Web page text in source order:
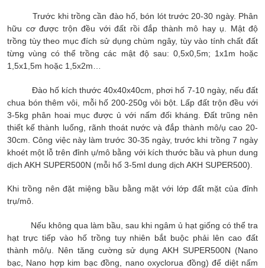
Trước khi trồng cần đào hố, bón lót trước 20-30 ngày. Phân
hữu cơ được trộn đều với đất rồi đắp thành mô hay ụ. Mật độ
trồng tùy theo mục đích sử dụng chùm ngây, tùy vào tính chất đất
từng vùng có thể trồng các mật độ sau: 0,5x0,5m; 1x1m hoặc
1,5x1,5m hoặc 1,5x2m…
Đào hố kích thước 40x40x40cm, phơi hố 7-10 ngày, nếu đất
chua bón thêm vôi, mỗi hố 200-250g vôi bột. Lấp đất trộn đều với
3-5kg phân hoai mục được ủ với nấm đối kháng. Đất trũng nên
thiết kế thành luống, rãnh thoát nước và đắp thành mô/ụ cao 20-
30cm. Công việc này làm trước 30-35 ngày, trước khi trồng 7 ngày
khoét một lỗ trên đỉnh ụ/mô bằng với kích thước bầu và phun dung
dịch AKH SUPER500N (mỗi hố 3-5ml dung dịch AKH SUPER500).
Khi trồng nên đặt miệng bầu bằng mặt với lớp đất mặt của đỉnh
trụ/mô.
Nếu không qua làm bầu, sau khi ngâm ủ hạt giống có thể tra
hạt trực tiếp vào hố trồng tuy nhiên bắt buộc phải lên cao đất
thành mô/ụ. Nên tăng cường sử dụng AKH SUPER500N (Nano
bạc, Nano hợp kim bạc đồng, nano oxyclorua đồng) để diệt nấm